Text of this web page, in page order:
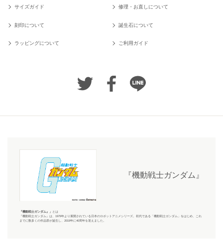
サイズガイド 修理・お直しについて
刻印について 誕生石について
ラッピングについて ご利用ガイド
『機動戦士ガンダム』
『機動戦士ガンダム』 」 とは
『機動戦士ガンダム』 は、1979年より展開されている日本のロボットアニメシリーズ。初代である「機動戦士ガンダム」をはじめ、これ
までに数多くの作品群が誕生し、2019年に40周年を迎えました。